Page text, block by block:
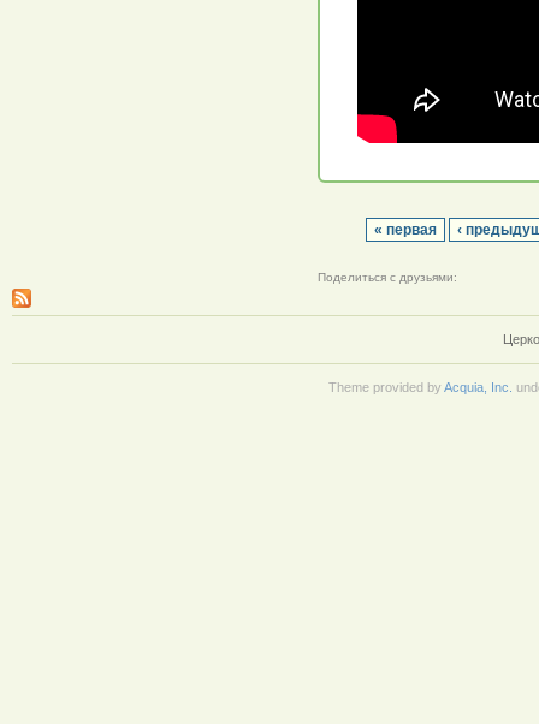
« первая ‹
Поделиться с друзьями:
Theme provided by Acquia, Inc.